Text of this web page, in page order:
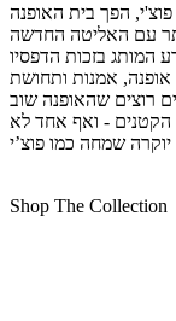
על ידי אמיליו פוצ'י, הפך בית האופנה
עם האליטה החדשה
השנים נודע המותג בזכות הדפסיו
אופנה, אמנות ותחושת
רוצים שהאופנה שוב
הקטנים - ואף אחד לא
Shop The Collection